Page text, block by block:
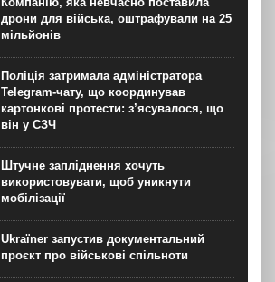
дрони для війська, оштрафували на 25
мільйонів
Поліція затримала адміністратора
Telegram-чату, що координував
картонкові протести: з’ясувалося, що
він у СЗЧ
Штучне запліднення хочуть
використовувати, щоб уникнути
мобілізації
Ukraїner запустив документальний
проєкт про військові спільноти